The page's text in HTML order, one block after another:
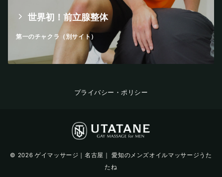
世界初！前立腺整体
第一のチャクラ（別サイト）
プライバシー・ポリシー
© 2026 ゲイマッサージ｜名古屋｜ 愛知のメンズオイルマッサージうた
たね